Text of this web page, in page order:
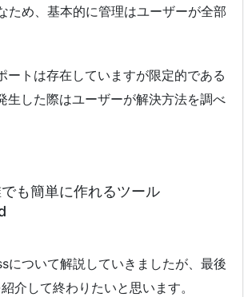
ため、基本的に管理はユーザーが全部
ートは存在していますが限定的である
生した際はユーザーが解決方法を調べ
も簡単に作れるツール
について解説していきましたが、最後
介して終わりたいと思います。